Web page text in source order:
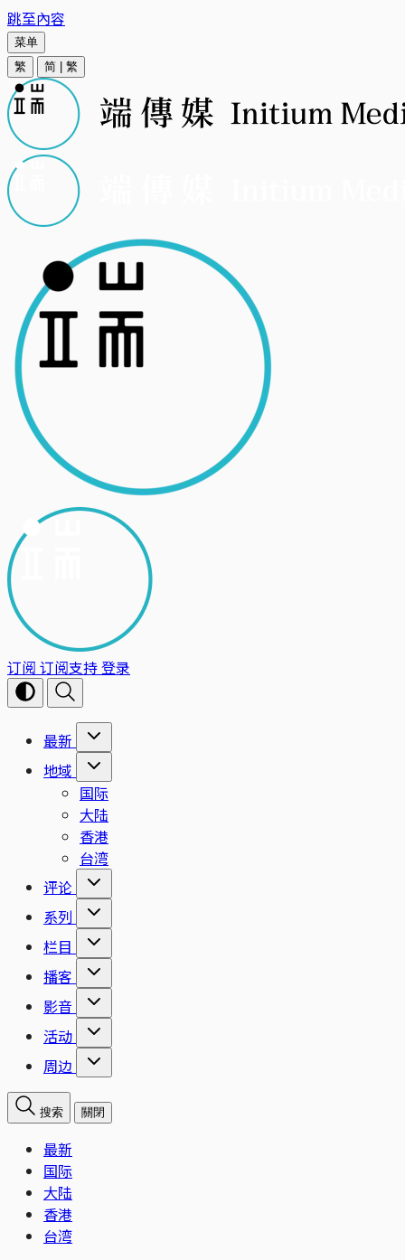
跳至內容
菜单
繁
简 繁
订阅 订阅支持登录
最新
地域
国际
大陆
香港
台湾
评论
系列
栏目
播客
影音
活动
周边
搜索 關閉
最新
国际
大陆
香港
台湾